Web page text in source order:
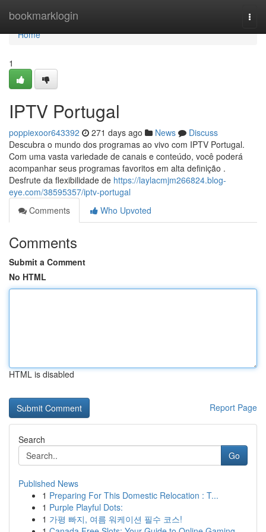
bookmarklogin
Home
Home
1
IPTV Portugal
poppiexoor643392 271 days ago News
Discuss
Descubra o mundo dos programas ao vivo com IPTV Portugal.
Com uma vasta variedade de canais e conteúdo, você poderá
acompanhar seus programas favoritos em alta definição .
Desfrute da flexibilidade de https://laylacmjm266824.blog-
eye.com/38595357/iptv-portugal
Comments
Who Upvoted
Comments
Submit a Comment
No HTML
HTML is disabled
Report Page
Search
Go
Published News
1 Preparing For This Domestic Relocation : T...
1 Purple Playful Dots:
1 가평 빠지, 여름 워케이션 필수 코스!